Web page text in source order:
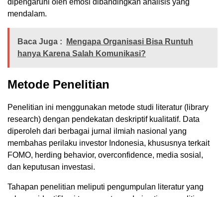
mendalam.
Baca Juga :
Mengapa Organisasi Bisa Runtuh
hanya Karena Salah Komunikasi?
Metode Penelitian
Penelitian ini menggunakan metode studi literatur (library
research) dengan pendekatan deskriptif kualitatif. Data
diperoleh dari berbagai jurnal ilmiah nasional yang
membahas perilaku investor Indonesia, khususnya terkait
FOMO, herding behavior, overconfidence, media sosial,
dan keputusan investasi.
Tahapan penelitian meliputi pengumpulan literatur yang